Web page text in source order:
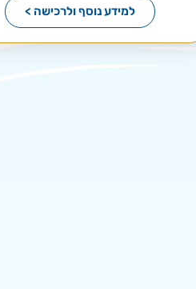
למידע נוסף ולרכישה >